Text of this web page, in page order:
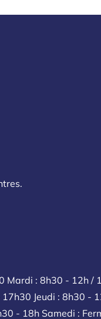
Mardi : 8h30 - 12h /
Jeudi : 8h30 -
- 18h Samedi :